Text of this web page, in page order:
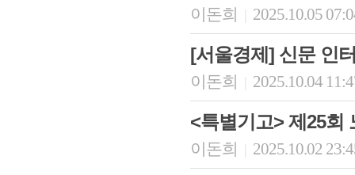
이돈희 2025.10.05
[서울경제] 신문 인
이돈희 2025.10.04
<특별기고> 제25회
이돈희 2025.10.02